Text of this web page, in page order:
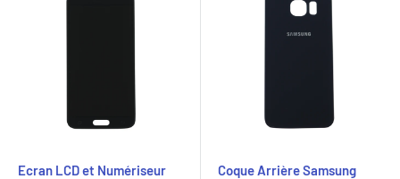
Ecran LCD et Numériseur
Coque Arrière Samsung